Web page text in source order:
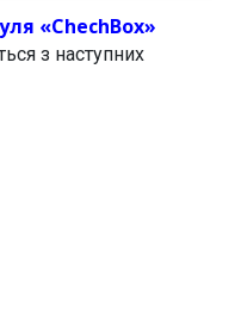
«ChechBox»
з наступних